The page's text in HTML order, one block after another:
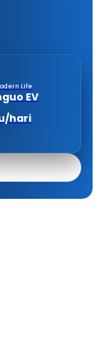
Life
EV
hari